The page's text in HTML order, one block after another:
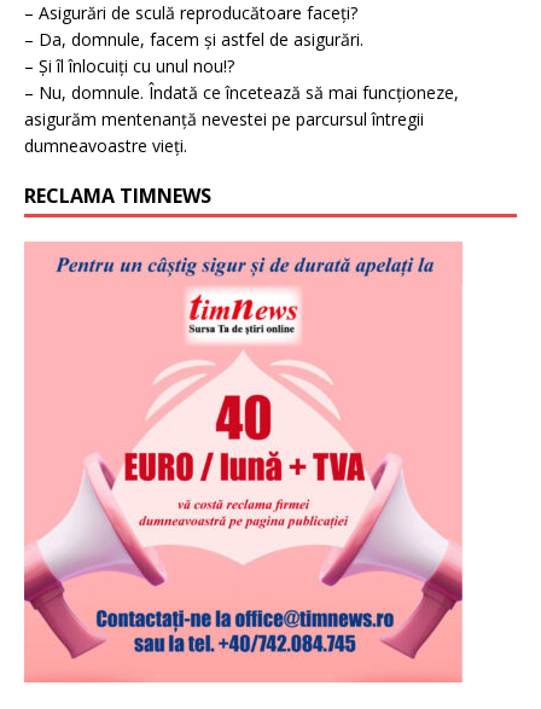
– Asigurări de sculă reproducătoare faceți?
– Da, domnule, facem și astfel de asigurări.
– Și îl înlocuiți cu unul nou!?
– Nu, domnule. Îndată ce încetează să mai funcționeze,
asigurăm mentenanță nevestei pe parcursul întregii
dumneavoastre vieți.
RECLAMA TIMNEWS